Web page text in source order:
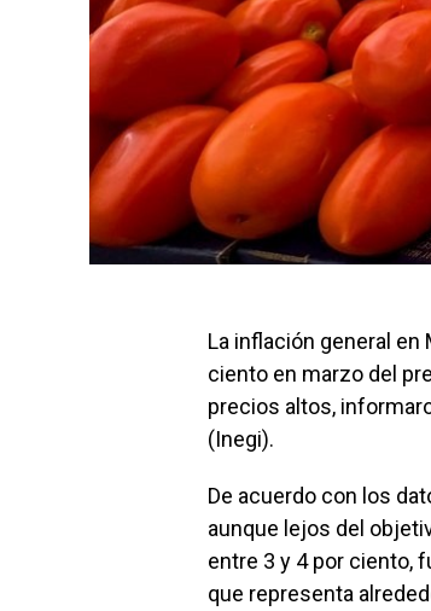
La inflación general
ciento en marzo del
precios altos,
(Inegi).
De acuerdo con los
aunque lejos del
entre 3 y 4 por ciento,
que representa